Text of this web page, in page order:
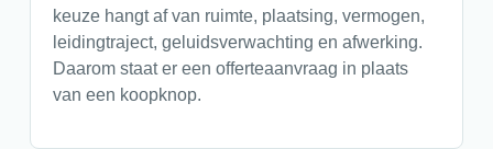
keuze hangt af van ruimte, plaatsing, vermogen,
leidingtraject, geluidsverwachting en afwerking.
Daarom staat er een offerteaanvraag in plaats
van een koopknop.